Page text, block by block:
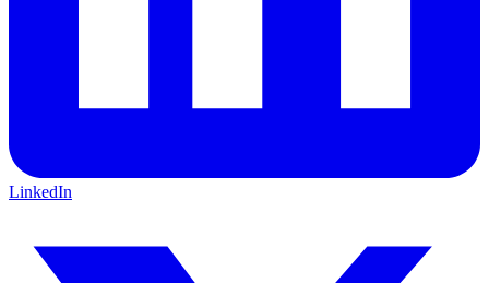
LinkedIn